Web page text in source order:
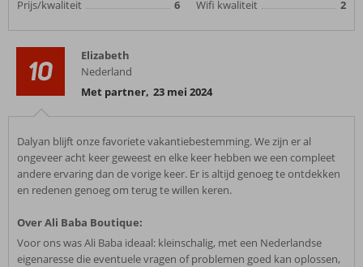
Prijs/kwaliteit 6 Wifi kwaliteit 2
10
Elizabeth
Nederland
Met partner, 23 mei 2024
Dalyan blijft onze favoriete vakantiebestemming. We zijn er al
ongeveer acht keer geweest en elke keer hebben we een compleet
andere ervaring dan de vorige keer. Er is altijd genoeg te ontdekken
en redenen genoeg om terug te willen keren.
Over Ali Baba Boutique:
Voor ons was Ali Baba ideaal: kleinschalig, met een Nederlandse
eigenaresse die eventuele vragen of problemen goed kan oplossen,